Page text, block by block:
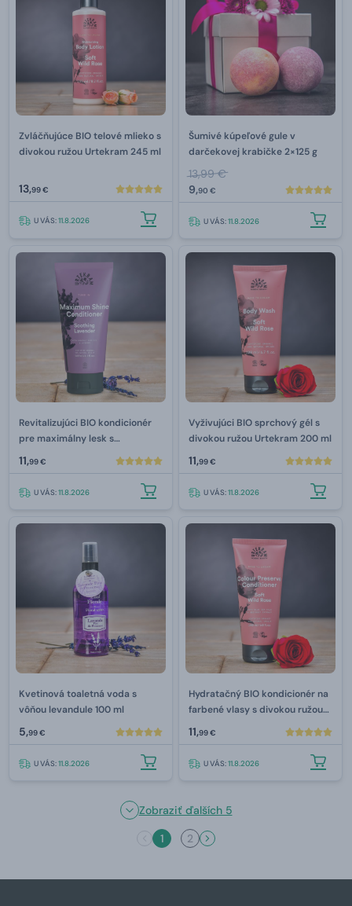
Zvláčňujúce BIO telové mlieko s
divokou ružou Urtekram 245 ml
13,99 €
U VÁS:11.8.2026
Šumivé kúpeľové gule v
darčekovej krabičke 2×125 g
13,99 €
9,90 €
U VÁS:11.8.2026
Revitalizujúci BIO kondicionér
pre maximálny lesk s
levanduľou Urtekram 180 ml
11,99 €
U VÁS:11.8.2026
Vyživujúci BIO sprchový gél s
divokou ružou Urtekram 200 ml
11,99 €
U VÁS:11.8.2026
Kvetinová toaletná voda s
vôňou levandule 100 ml
5,99 €
U VÁS:11.8.2026
Hydratačný BIO kondicionér na
farbené vlasy s divokou ružou
Urtekram 180 ml
11,99 €
U VÁS:11.8.2026
Zobraziť ďalších 5
1
2